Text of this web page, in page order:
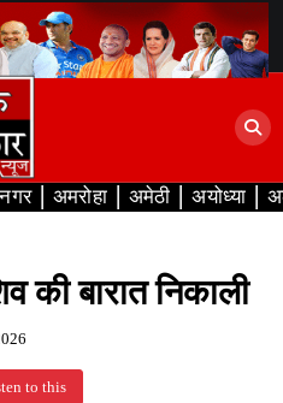
अमरोहा अमेठी अयोध्या
की बारात निकाली
to this